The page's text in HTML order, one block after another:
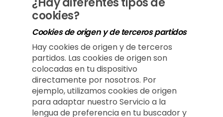
cookies?
Cookies de origen y de terceros partidos
Hay cookies de origen y de terceros
partidos. Las cookies de origen son
colocadas en tu dispositivo
directamente por nosotros. Por
ejemplo, utilizamos cookies de origen
para adaptar nuestro Servicio a la
lengua de preferencia en tu buscador y